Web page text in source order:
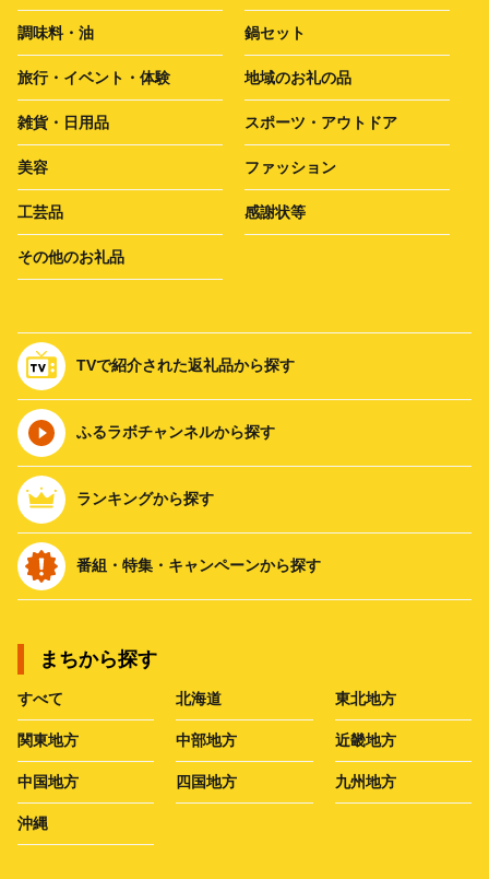
調味料・油 鍋セット
旅行・イベント・体験 地域のお礼の品
雑貨・日用品 スポーツ・アウトドア
美容 ファッション
工芸品 感謝状等
その他のお礼品
TVで紹介された返礼品から探す
ふるラボチャンネルから探す
ランキングから探す
番組・特集・キャンペーンから探す
まちから探す
すべて 北海道 東北地方
関東地方 中部地方 近畿地方
中国地方 四国地方 九州地方
沖縄